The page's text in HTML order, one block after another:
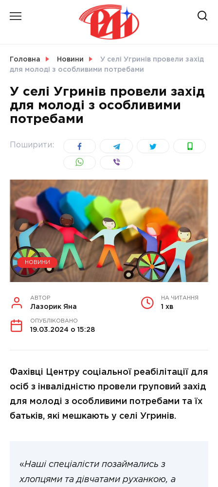
Головна Новини
У селі Угринів провели захід
для молоді з особливими потребами
У селі Угринів провели захід
для молоді з особливими
потребами
Поширити:
НОВИНИ
АВТОР
Лазорик Яна
НА ЧИТАННЯ
1 хв
ОПУБЛІКОВАНО
19.03.2024 о 15:28
Фахівці Центру соціальної реабілітації для
осіб з інвалідністю провели груповий захід
для молоді з особливими потребами та їх
батьків, які мешкають у селі Угринів.
«Наші спеціалісти позаймались з
хлопцями та дівчатами руханкою, а